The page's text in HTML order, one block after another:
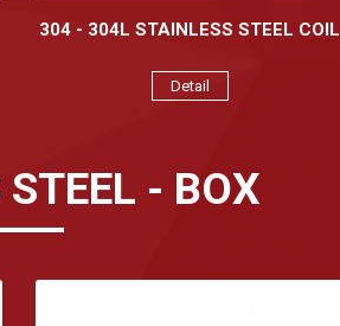
304 - 304L STAINLESS STEEL COIL
Detail
- BOX